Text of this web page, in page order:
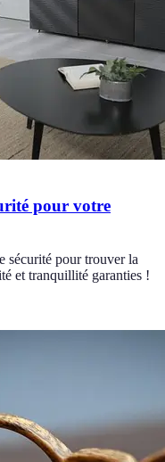
pour votre
sécurité pour trouver la
et tranquillité garanties !